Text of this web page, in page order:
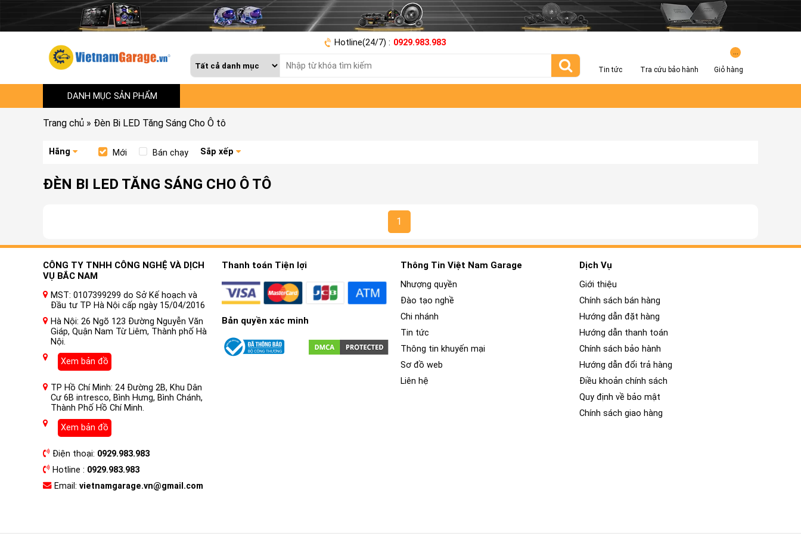
Hotline(24/7) : 0929.983.983
Tin tức Tra cứu bảo hành Giỏ hàng
DANH MỤC SẢN PHẨM
Trang chủ » Đèn Bi LED Tăng Sáng Cho Ô tô
Hãng Mới Bán chạy Sắp xếp
ĐÈN BI LED TĂNG SÁNG CHO Ô TÔ
1
CÔNG TY TNHH CÔNG NGHỆ VÀ DỊCH
VỤ BẮC NAM
MST: 0107399299 do Sở Kế hoạch và
Đầu tư TP Hà Nội cấp ngày 15/04/2016
Hà Nội: 26 Ngõ 123 Đường Nguyễn Văn
Giáp, Quận Nam Từ Liêm, Thành phố Hà
Nội.
Xem bản đồ
TP Hồ Chí Minh: 24 Đường 2B, Khu Dân
Cư 6B intresco, Bình Hưng, Bình Chánh,
Thành Phố Hồ Chí Minh.
Xem bản đồ
Điện thoại: 0929.983.983
Hotline : 0929.983.983
Email: vietnamgarage.vn@gmail.com
Thanh toán Tiện lợi
Bản quyền xác minh
Thông Tin Việt Nam Garage
Nhượng quyền
Đào tạo nghề
Chi nhánh
Tin tức
Thông tin khuyến mại
Sơ đồ web
Liên hệ
Dịch Vụ
Giới thiệu
Chính sách bán hàng
Hướng dẫn đặt hàng
Hướng dẫn thanh toán
Chính sách bảo hành
Hướng dẫn đổi trả hàng
Điều khoản chính sách
Quy định về bảo mật
Chính sách giao hàng